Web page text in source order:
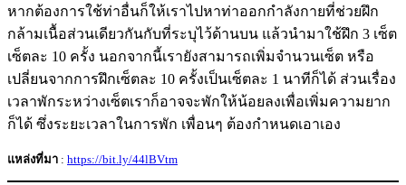
หากต้องการใช้ท่าอื่นก็ให้เราไปหาท่าออกกำลังกายที่ช่วยฝึก
กล้ามเนื้อส่วนเดียวกันกับที่ระบุไว้ด้านบน แล้วนำมาใช้ฝึก 3 เซ็ต
เซ็ตละ 10 ครั้ง นอกจากนี้เรายังสามารถเพิ่มจำนวนเซ็ต หรือ
เปลี่ยนจากการฝึกเซ็ตละ 10 ครั้งเป็นเซ็ตละ 1 นาทีก็ได้ ส่วนเรื่อง
เวลาพักระหว่างเซ็ตเราก็อาจจะพักให้น้อยลงเพื่อเพิ่มความยาก
ก็ได้ ซึ่งระยะเวลาในการพัก เพื่อนๆ ต้องกำหนดเอาเอง
แหล่งที่มา : https://bit.ly/44lBVtm